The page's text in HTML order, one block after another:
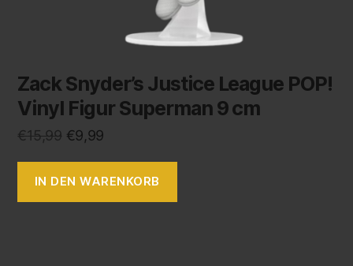
Zack Snyder’s Justice League POP!
Vinyl Figur Superman 9 cm
€15,99 €9,99
IN DEN WARENKORB